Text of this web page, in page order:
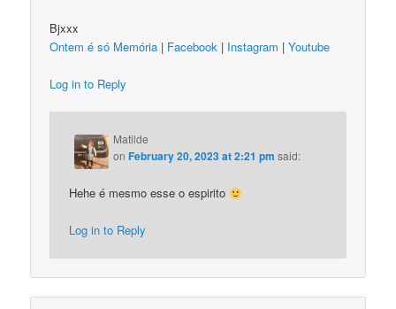
Bjxxx
Ontem é só Memória | Facebook | Instagram |Youtube
Log in to Reply
Matilde
onFebruary 20, 2023 at 2:21 pm said:
Hehe é mesmo esse o espirito
Log in to Reply